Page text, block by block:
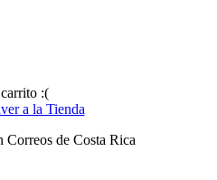
:(
a la Tienda
de Costa Rica